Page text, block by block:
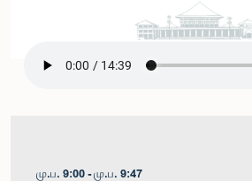
மு.ப. 9:00 - மு.ப. 9:47